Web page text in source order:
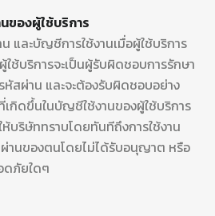
ของผู้ใช้บริการ
และบัญชีการใช้งานเมื่อผู้ใช้บริการ
ช้บริการจะเป็นผู้รับผิดชอบการรักษา
หัสผ่าน และจะต้องรับผิดชอบอย่าง
กิดขึ้นในบัญชีใช้งานของผู้ใช้บริการ
บริษัททราบโดยทันทีถึงการใช้งาน
านของตนโดยไม่ได้รับอนุญาต หรือ
ดภัยใดๆ